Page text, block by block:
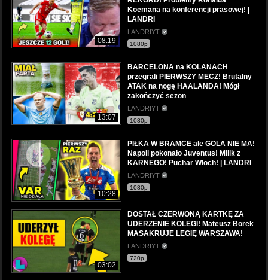
08:19
Koemana na konferencji prasowej! |
LANDRI
LANDRIYT
1080p
13:07
BARCELONA na KOLANACH
przegrali PIERWSZY MECZ! Brutalny
ATAK na nogę HAALANDA! Mógł
zakończyć sezon
LANDRIYT
1080p
10:28
PIŁKA W BRAMCE ale GOLA NIE MA!
Napoli pokonało Juventus! Milik z
KARNEGO! Puchar Włoch! | LANDRI
LANDRIYT
1080p
03:02
DOSTAŁ CZERWONĄ KARTKĘ ZA
UDERZENIE KOLEGI! Mateusz Borek
MASAKRUJE LEGIĘ WARSZAWA!
LANDRIYT
720p